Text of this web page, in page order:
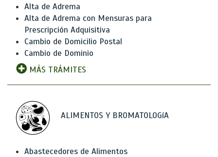
Alta de Adrema
Alta de Adrema con Mensuras para
Prescripción Adquisitiva
Cambio de Domicilio Postal
Cambio de Dominio
MÁS TRÁMITES
ALIMENTOS Y BROMATOLOGíA
Abastecedores de Alimentos